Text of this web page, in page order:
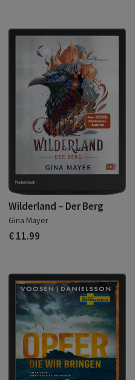
Wilderland – Der Berg
Gina Mayer
€ 11.99